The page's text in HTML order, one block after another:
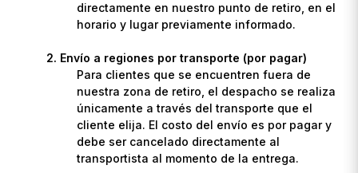
directamente en nuestro punto de retiro, en el
horario y lugar previamente informado.
Envío a regiones por transporte (por pagar)
Para clientes que se encuentren fuera de
nuestra zona de retiro, el despacho se realiza
únicamente a través del transporte que el
cliente elija. El costo del envío es por pagar y
debe ser cancelado directamente al
transportista al momento de la entrega.